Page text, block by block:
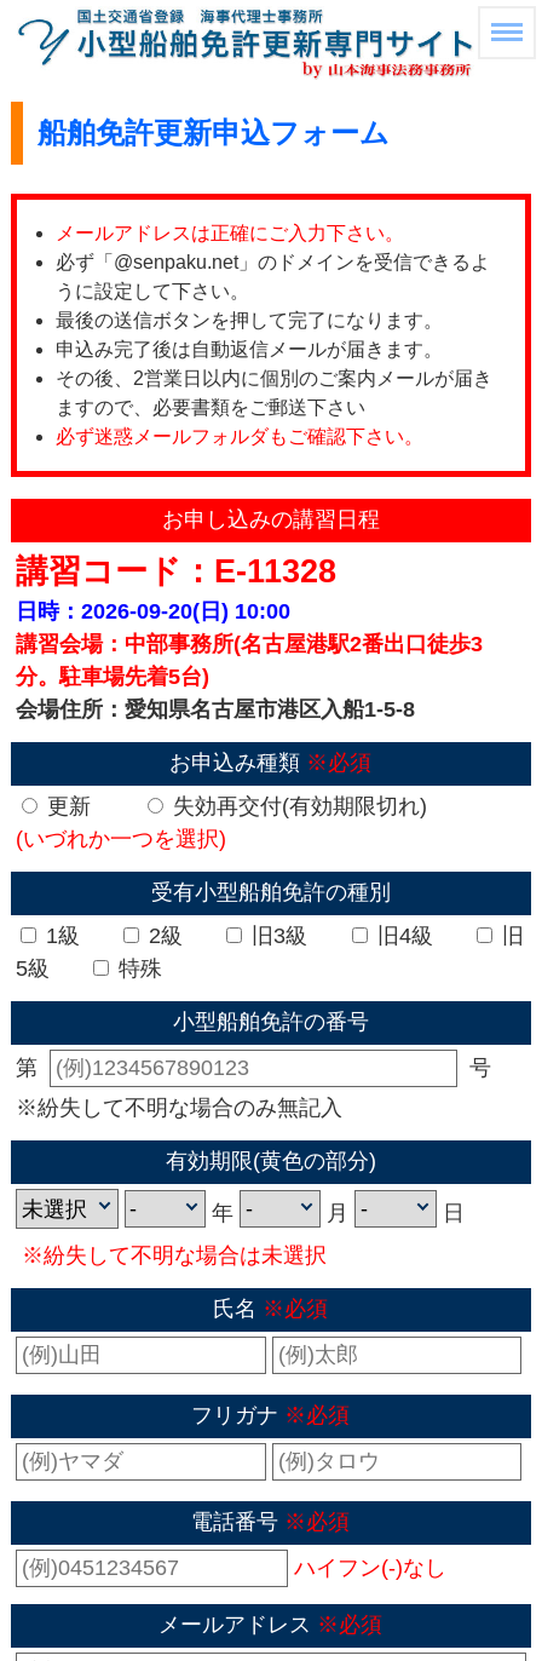
船舶免許更新申込フォーム
メールアドレスは正確にご入力下さい。
必ず「@senpaku.net」のドメインを受信できるよ
うに設定して下さい。
最後の送信ボタンを押して完了になります。
申込み完了後は自動返信メールが届きます。
その後、2営業日以内に個別のご案内メールが届き
ますので、必要書類をご郵送下さい
必ず迷惑メールフォルダもご確認下さい。
お申し込みの講習日程
講習コード：E-11328
日時：2026-09-20(日) 10:00
講習会場：中部事務所(名古屋港駅2番出口徒歩3
分。駐車場先着5台)
会場住所：愛知県名古屋市港区入船1-5-8
お申込み種類 ※必須
更新
失効再交付(有効期限切れ)
(いづれか一つを選択)
受有小型船舶免許の種別
1級
2級 旧3級 旧4級
旧
5級
特殊
小型船舶免許の番号
第
号
※紛失して不明な場合のみ無記入
有効期限(黄色の部分)
年 月
日
※紛失して不明な場合は未選択
氏名 ※必須
フリガナ ※必須
電話番号 ※必須
ハイフン(-)なし
メールアドレス ※必須